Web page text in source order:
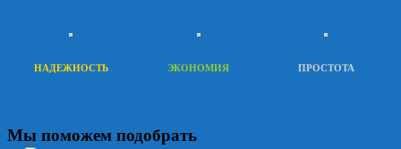
НАДЕЖНОСТЬ ЭКОНОМИЯ ПРОСТОТА
Мы поможем подобрать